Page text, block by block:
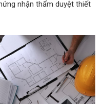
nhận thẩm duyệt thiết